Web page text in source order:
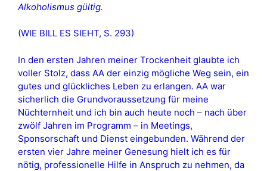
Alkoholismus gültig.
(WIE BILL ES SIEHT, S. 293)
In den ersten Jahren meiner Trockenheit glaubte ich
voller Stolz, dass AA der einzig mögliche Weg sein, ein
gutes und glückliches Leben zu erlangen. AA war
sicherlich die Grundvoraussetzung für meine
Nüchternheit und ich bin auch heute noch – nach über
zwölf Jahren im Programm – in Meetings,
Sponsorschaft und Dienst eingebunden. Während der
ersten vier Jahre meiner Genesung hielt ich es für
nötig, professionelle Hilfe in Anspruch zu nehmen, da